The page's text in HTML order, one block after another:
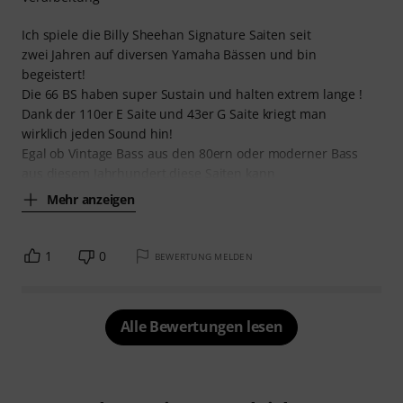
Ich spiele die Billy Sheehan Signature Saiten seit
zwei Jahren auf diversen Yamaha Bässen und bin
begeistert!
Die 66 BS haben super Sustain und halten extrem lange !
Dank der 110er E Saite und 43er G Saite kriegt man
wirklich jeden Sound hin!
Egal ob Vintage Bass aus den 80ern oder moderner Bass
Mehr anzeigen
1 0 BEWERTUNG MELDEN
Alle Bewertungen lesen